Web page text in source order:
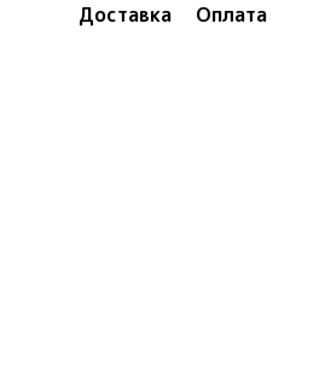
Доставка Оплата